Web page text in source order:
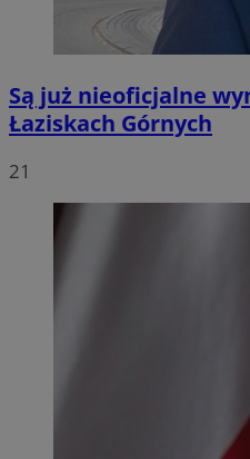
Są już nieoficjalne
Łaziskach Górnych
21